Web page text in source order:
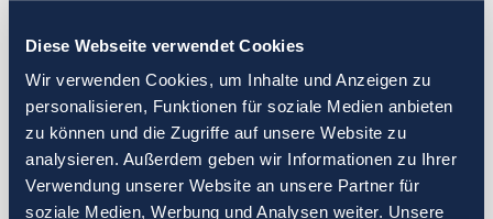
Diese Webseite verwendet Cookies
Wir verwenden Cookies, um Inhalte und Anzeigen zu
personalisieren, Funktionen für soziale Medien anbieten
zu können und die Zugriffe auf unsere Website zu
analysieren. Außerdem geben wir Informationen zu Ihrer
Verwendung unserer Website an unsere Partner für
soziale Medien, Werbung und Analysen weiter. Unsere